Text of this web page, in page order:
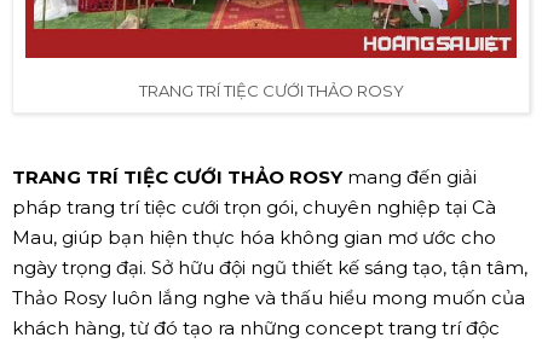
TRANG TRÍ TIỆC CƯỚI THẢO ROSY
TRANG TRÍ TIỆC CƯỚI THẢO ROSYmang đến giải
pháp trang trí tiệc cưới trọn gói, chuyên nghiệp tại Cà
Mau, giúp bạn hiện thực hóa không gian mơ ước cho
ngày trọng đại. Sở hữu đội ngũ thiết kế sáng tạo, tận tâm,
Thảo Rosy luôn lắng nghe và thấu hiểu mong muốn của
khách hàng, từ đó tạo ra những concept trang trí độc